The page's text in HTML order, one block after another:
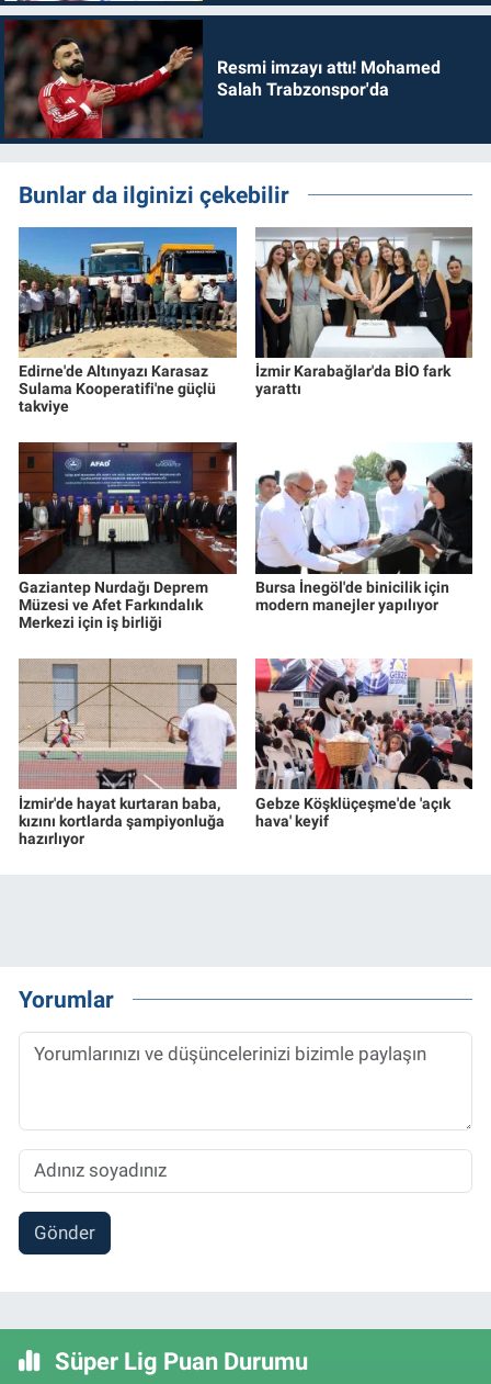
Resmi imzayı attı! Mohamed
Salah Trabzonspor'da
Bunlar da ilginizi çekebilir
Edirne'de Altınyazı Karasaz
Sulama Kooperatifi'ne güçlü
takviye
İzmir Karabağlar'da BİO fark
yarattı
Gaziantep Nurdağı Deprem
Müzesi ve Afet Farkındalık
Merkezi için iş birliği
Bursa İnegöl'de binicilik için
modern manejler yapılıyor
İzmir'de hayat kurtaran baba,
kızını kortlarda şampiyonluğa
hazırlıyor
Gebze Köşklüçeşme'de 'açık
hava' keyif
Yorumlar
Gönder
Süper Lig Puan Durumu